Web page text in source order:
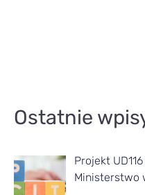
Ostatnie
Projekt
Ministerstwo
r
y
k